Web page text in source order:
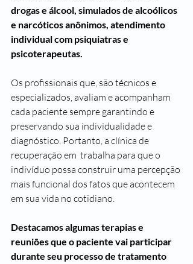
drogas e álcool, simulados de alcoólicos
e narcóticos anônimos, atendimento
individual com psiquiatras e
psicoterapeutas.
Os profissionais que, são técnicos e
especializados, avaliam e acompanham
cada paciente sempre garantindo e
preservando sua individualidade e
diagnóstico. Portanto, a clínica de
recuperação em  trabalha para que o
indivíduo possa construir uma percepção
mais funcional dos fatos que acontecem
em sua vida no cotidiano.
Destacamos algumas terapias e
reuniões que o paciente vai participar
durante seu processo de tratamento